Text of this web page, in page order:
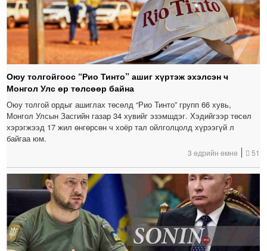
Оюу толгойгоос “Рио Тинто” ашиг хүртэж эхэлсэн ч
Монгол Улс өр төлсөөр байна
Оюу толгой ордыг ашиглах төсөлд “Рио Тинто” групп 66 хувь,
Монгол Улсын Засгийн газар 34 хувийг эзэмшдэг. Хэдийгээр төсөл
хэрэгжээд 17 жил өнгөрсөн ч хоёр тал ойлголцолд хүрээгүй л
байгаа юм.
3 өдрийн өмнө 51